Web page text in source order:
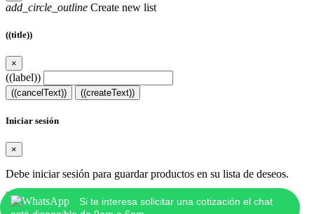
add_circle_outline Create new list
((title))
×
((label))
((cancelText)) ((createText))
Iniciar sesión
×
Debe iniciar sesión para guardar productos en su lista de deseos.
((cancelText)) ((loginText))
Si te interesa solicitar una cotización el chat